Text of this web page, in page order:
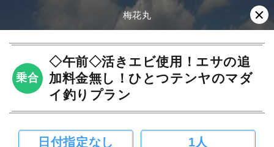
梅花丸
乗合
◇午前◇活きエビ使用！エサの追
加料金無し！ひとつテンヤのマダ
イ釣りプラン
日付指定なし 1人